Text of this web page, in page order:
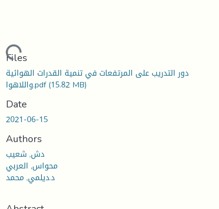
Files
دور التدريب على المرتفعات في تنمية القدرات الهوائية
واللاهوا.pdf(15.82 MB)
Date
2021-06-15
Authors
دش, شعيب
محواس, العربي
د.ديلمي, محمد